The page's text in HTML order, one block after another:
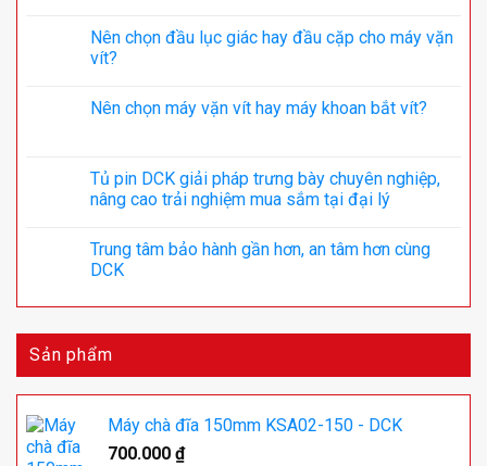
Nên chọn đầu lục giác hay đầu cặp cho máy vặn
vít?
Nên chọn máy vặn vít hay máy khoan bắt vít?
Tủ pin DCK giải pháp trưng bày chuyên nghiệp,
nâng cao trải nghiệm mua sắm tại đại lý
Trung tâm bảo hành gần hơn, an tâm hơn cùng
DCK
Sản phẩm
Máy chà đĩa 150mm KSA02-150 - DCK
700.000 ₫